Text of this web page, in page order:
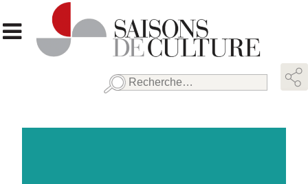
Rechercher :